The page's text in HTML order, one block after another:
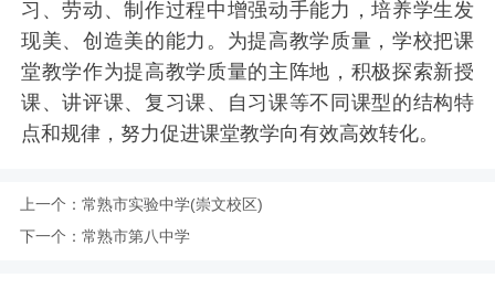
习、劳动、制作过程中增强动手能力，培养学生发
现美、创造美的能力。为提高教学质量，学校把课
堂教学作为提高教学质量的主阵地，积极探索新授
课、讲评课、复习课、自习课等不同课型的结构特
点和规律，努力促进课堂教学向有效高效转化。
上一个： 常熟市实验中学(崇文校区)
下一个： 常熟市第八中学